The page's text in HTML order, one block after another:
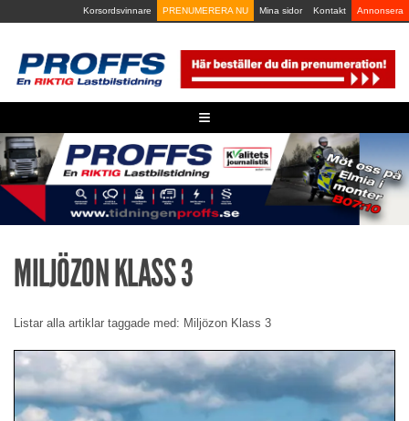
to
Korsordsvinnare PRENUMERERA NU Mina sidor Kontakt Annonsera
≡
MILJÖZON KLASS 3
Listar alla artiklar taggade med: Miljözon Klass 3